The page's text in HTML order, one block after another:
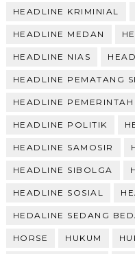
HEADLINE KRIMINIAL
HEADLINE MEDAN
HEADLINE NIAS
HEADLINE PEMATANG
HEADLINE PEMERINTAH
HEADLINE POLITIK
HEADLINE SAMOSIR
HEADLINE SIBOLGA
HEADLINE SOSIAL
HEDALINE SEDANG
HORSE HUKUM